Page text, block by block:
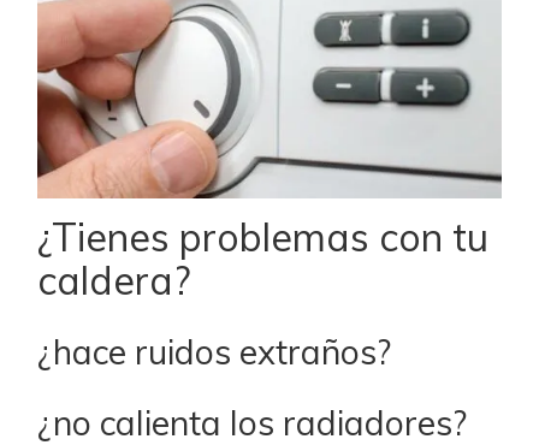
¿Tienes problemas con tu
caldera?
¿hace ruidos extraños?
¿no calienta los radiadores?